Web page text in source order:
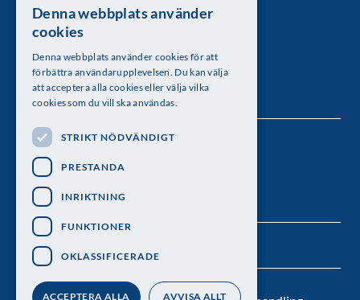
Kungl. Vetenskapsakademien
Besöksadress: Lilla Frescativägen 4A
Telefon: 08-673 95 00
Följ oss
SWEDISH
Denna webbplats använder
cookies
Denna webbplats använder cookies för att
förbättra användarupplevelsen. Du kan välja
att acceptera alla cookies eller välja vilka
cookies som du vill ska användas.
STRIKT NÖDVÄNDIGT
PRESTANDA
INRIKTNING
FUNKTIONER
OKLASSIFICERADE
ACCEPTERA ALLA AVVISA ALLT